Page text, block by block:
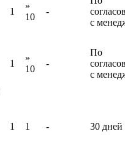
1
»
10
-
с
1
»
10
-
По
с
1 1 - 30 дней